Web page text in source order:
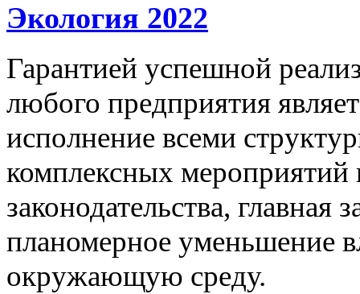
Экология 2022
Гарантией успешной
любого предприятия
исполнение всеми
комплексных мероприятий
законодательства,
планомерное уменьшение
окружающую среду.